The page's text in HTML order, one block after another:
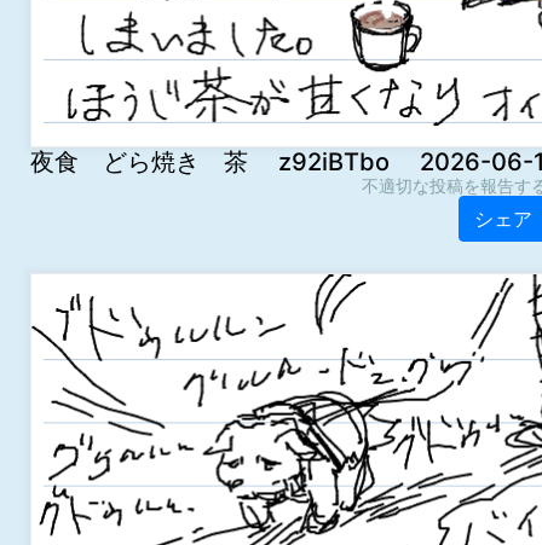
夜食 どら焼き 茶 z92iBTbo 2026-06-
不適切な投稿を報告す
シェア